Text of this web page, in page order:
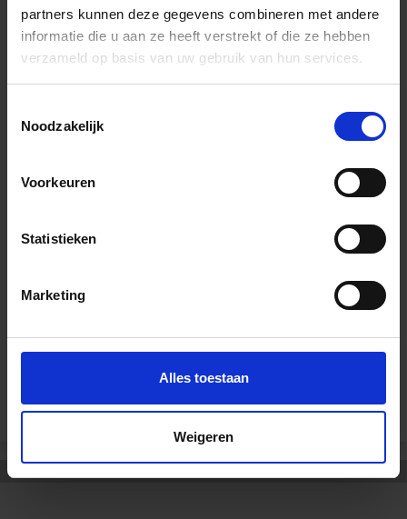
partners kunnen deze gegevens combineren met andere
informatie die u aan ze heeft verstrekt of die ze hebben
verzameld op basis van uw gebruik van hun services.
Noodzakelijk
Voorkeuren
Statistieken
Marketing
Alles toestaan
Weigeren
+31 (0) 478 - 69 11 63 Productaanvraag